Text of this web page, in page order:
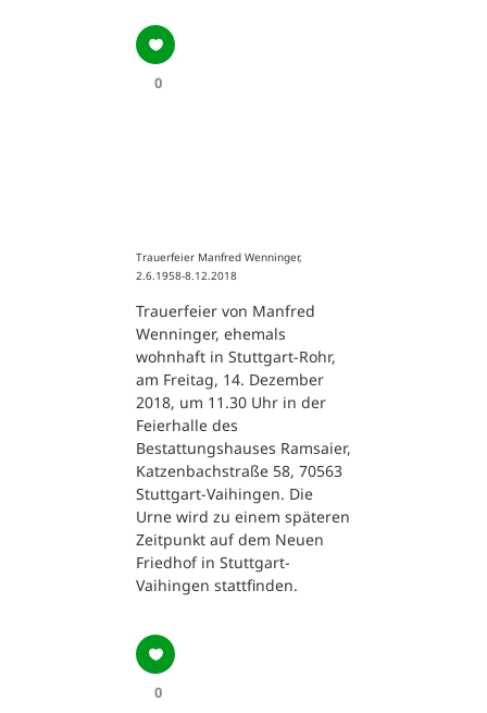
0
Trauerfeier Manfred Wenninger,
2.6.1958-8.12.2018
Trauerfeier von Manfred
Wenninger, ehemals
wohnhaft in Stuttgart-Rohr,
am Freitag, 14. Dezember
2018, um 11.30 Uhr in der
Feierhalle des
Bestattungshauses Ramsaier,
Katzenbachstraße 58, 70563
Stuttgart-Vaihingen. Die
Urne wird zu einem späteren
Zeitpunkt auf dem Neuen
Friedhof in Stuttgart-
Vaihingen stattfinden.
0